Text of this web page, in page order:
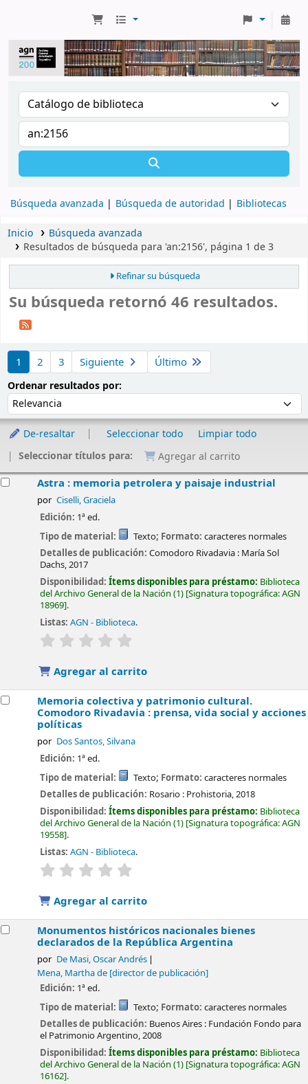
Búsqueda avanzada Búsqueda de autoridad Bibliotecas
Inicio
Búsqueda avanzada
Resultados de búsqueda para 'an:2156', página 1 de 3
Refinar su búsqueda
Su búsqueda retornó 46 resultados.
1
2 3 Siguiente Último
Ordenar resultados por:
De-resaltar Seleccionar todo
Limpiar todo
Seleccionar títulos para:
Agregar al carrito
Astra : memoria petrolera y paisaje industrial
por Ciselli, Graciela
Edición: 1ª ed.
Tipo de material:
Texto; Formato: caracteres normales
Detalles de publicación:Comodoro Rivadavia : María Sol
Dachs,2017
Disponibilidad:Ítems disponibles para préstamo: Biblioteca
del Archivo General de la Nación (1) Signatura topográfica:AGN
18969 .
Listas: AGN - Biblioteca.
valoración
Agregar al carrito
Memoria colectiva y patrimonio cultural.
Comodoro Rivadavia : prensa, vida social y acciones
políticas
por Dos Santos, Silvana
Edición: 1ª ed.
Tipo de material:
Texto; Formato: caracteres normales
Detalles de publicación: Rosario : Prohistoria,2018
Disponibilidad:Ítems disponibles para préstamo: Biblioteca
del Archivo General de la Nación (1) Signatura topográfica:AGN
19558 .
Listas: AGN - Biblioteca.
valoración
Agregar al carrito
Monumentos históricos nacionales bienes
declarados de la República Argentina
por De Masi, Oscar Andrés
Mena, Martha de [director de publicación]
Edición: 1ª ed.
Tipo de material:
Texto; Formato: caracteres normales
Detalles de publicación: Buenos Aires : Fundación Fondo para
el Patrimonio Argentino,2008
Disponibilidad:Ítems disponibles para préstamo: Biblioteca
del Archivo General de la Nación (1) Signatura topográfica:AGN
16162 .